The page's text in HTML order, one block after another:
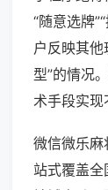
“随意选牌
户反映其他
型”的情况
术手段实现
微信微乐麻
站式覆盖全